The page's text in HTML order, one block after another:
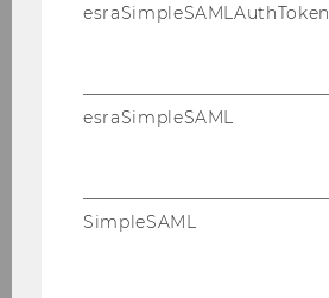
Team Zapkau
Florian B. Zapkau
Niklas Jarisch
esraSimpleSAMLAuthToken
esraSimpleSAML
SimpleSAML